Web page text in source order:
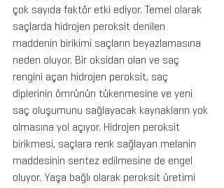
çok sayıda faktör etki ediyor. Temel olarak
saçlarda hidrojen peroksit denilen
maddenin birikimi saçların beyazlamasına
neden oluyor. Bir oksidan olan ve saç
rengini açan hidrojen peroksit, saç
diplerinin ömrünün tükenmesine ve yeni
saç oluşumunu sağlayacak kaynakların yok
olmasına yol açıyor. Hidrojen peroksit
birikmesi, saçlara renk sağlayan melanin
maddesinin sentez edilmesine de engel
oluyor. Yaşa bağlı olarak peroksit üretimi